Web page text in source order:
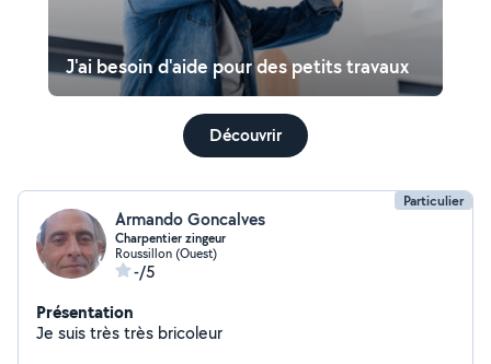
J'ai besoin d'aide pour des petits travaux
Découvrir
Particulier
Armando Goncalves
Charpentier zingeur
Roussillon (Ouest)
-/5
Présentation
Je suis très très bricoleur